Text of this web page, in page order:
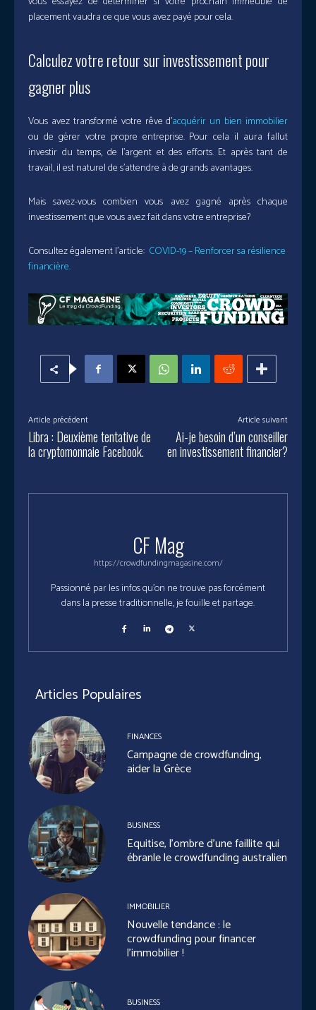
placement vaudra ce que vous avez payé pour cela.
Calculez votre retour sur investissement pour
gagner plus
Vous avez transformé votre rêve d’acquérir un bien immobilier
ou de gérer votre propre entreprise. Pour cela il aura fallut
investir du temps, de l’argent et des efforts. Et après tant de
travail, il est naturel de s’attendre à de grands avantages.
Mais savez-vous combien vous avez gagné après chaque
investissement que vous avez fait dans votre entreprise?
Consultez également l’article: COVID-19 – Renforcer sa résilience
financière.
Article précédent
Libra : Deuxième tentative de
la cryptomonnaie Facebook.
Article suivant
Ai-je besoin d’un conseiller
en investissement financier?
CF Mag
https://crowdfundingmagasine.com/
Passionné par les infos qu'on ne trouve pas forcément
dans la presse traditionnelle, je fouille et partage.
Articles Populaires
FINANCES
Campagne de crowdfunding,
aider la Grèce
BUSINESS
Equitise, l’ombre d’une faillite qui
ébranle le crowdfunding australien
IMMOBILIER
Nouvelle tendance : le
crowdfunding pour financer
l’immobilier !
BUSINESS